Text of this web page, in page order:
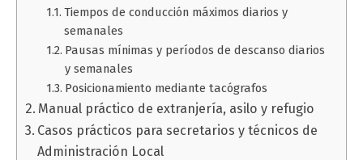
Tiempos de conducción máximos diarios y
semanales
Pausas mínimas y períodos de descanso diarios
y semanales
Posicionamiento mediante tacógrafos
Manual práctico de extranjería, asilo y refugio
Casos prácticos para secretarios y técnicos de
Administración Local